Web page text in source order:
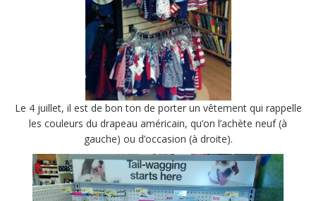
Le 4 juillet, il est de bon ton de porter un vêtement qui rappelle
les couleurs du drapeau américain, qu’on l’achète neuf (à
gauche) ou d’occasion (à droite).